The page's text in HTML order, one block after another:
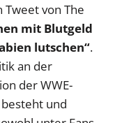
von The
mit Blutgeld
lutschen“.
an der
der WWE-
und